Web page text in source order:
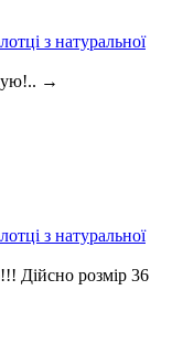
з натуральної
→
з натуральної
Дійсно розмір 36